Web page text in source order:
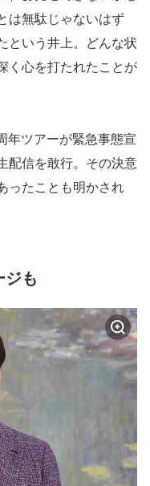
は無駄じゃないはず
という井上。どんな状
く心を打たれたことが
年ツアーが緊急事態宣
配信を敢行。その決意
ったことも明かされ
も